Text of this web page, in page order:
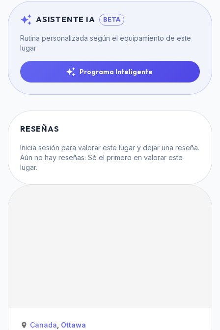
ASISTENTE IA BETA
Rutina personalizada según el equipamiento de este
lugar
Programa Inteligente
RESEÑAS
Inicia sesión para valorar este lugar y dejar una reseña.
Aún no hay reseñas. Sé el primero en valorar este
lugar.
Canada, Ottawa